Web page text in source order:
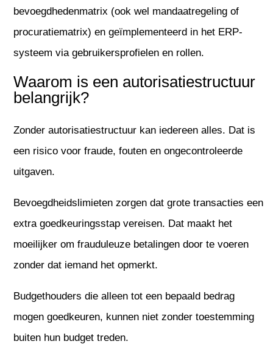
bevoegdhedenmatrix (ook wel mandaatregeling of
procuratiematrix) en geïmplementeerd in het ERP-
systeem via gebruikersprofielen en rollen.
Waarom is een autorisatiestructuur
belangrijk?
Zonder autorisatiestructuur kan iedereen alles. Dat is
een risico voor fraude, fouten en ongecontroleerde
uitgaven.
Bevoegdheidslimieten zorgen dat grote transacties een
extra goedkeuringsstap vereisen. Dat maakt het
moeilijker om frauduleuze betalingen door te voeren
zonder dat iemand het opmerkt.
Budgethouders die alleen tot een bepaald bedrag
mogen goedkeuren, kunnen niet zonder toestemming
buiten hun budget treden.